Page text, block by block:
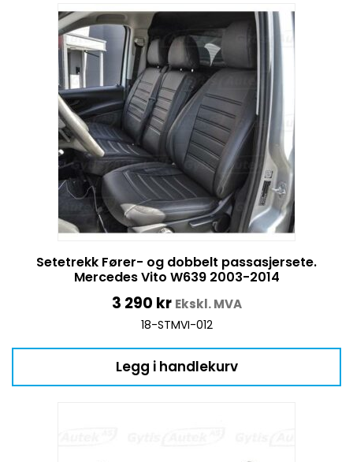
Setetrekk Fører- og dobbelt passasjersete.
Mercedes Vito W639 2003-2014
3 290 kr Ekskl. MVA
18-STMVI-012
Legg i handlekurv